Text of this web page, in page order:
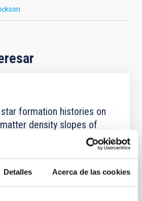
Detalles Acerca de las cookies
formation histories on
density slopes of
of simulated galaxies. In
whether the burstiness and